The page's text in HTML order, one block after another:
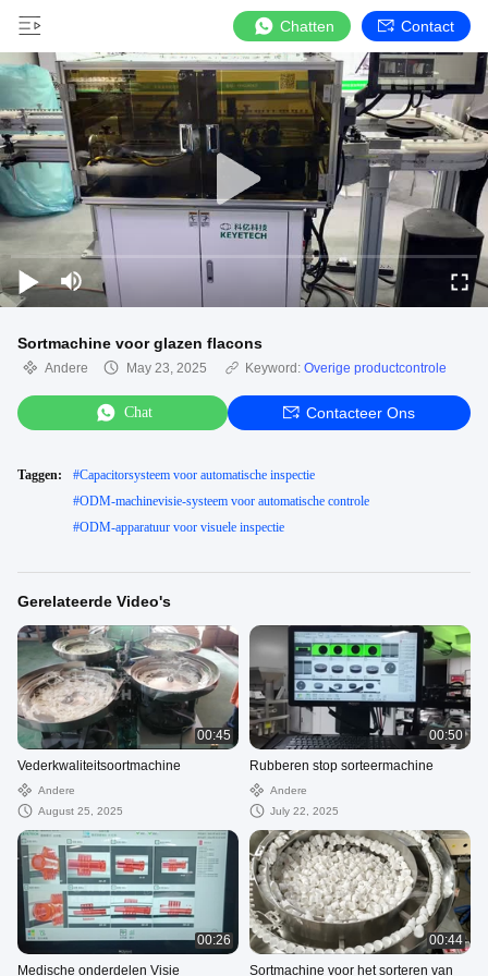
Chatten Contact
Sortmachine voor glazen flacons
Andere May 23, 2025 Keyword: Overige productcontrole
Chat Contacteer Ons
Taggen: #Capacitorsysteem voor automatische inspectie
#ODM-machinevisie-systeem voor automatische controle
#ODM-apparatuur voor visuele inspectie
Gerelateerde Video's
00:45
Vederkwaliteitsoortmachine
Andere
August 25, 2025
00:50
Rubberen stop sorteermachine
Andere
July 22, 2025
00:26
Medische onderdelen Visie
00:44
Sortmachine voor het sorteren van